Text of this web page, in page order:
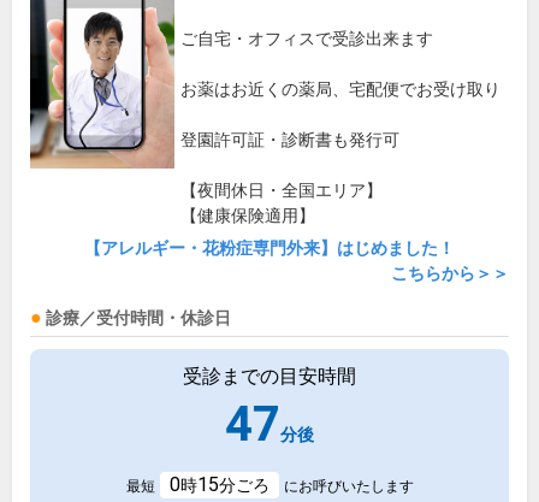
ご自宅・オフィスで受診出来ます
お薬はお近くの薬局、宅配便でお受け取り
登園許可証・診断書も発行可
【夜間休日・全国エリア】
【健康保険適用】
【アレルギー・花粉症専門外来】はじめました！
こちらから＞＞
診療／受付時間・休診日
受診までの目安時間
47分後
最短 0時15分ごろ にお呼びいたします